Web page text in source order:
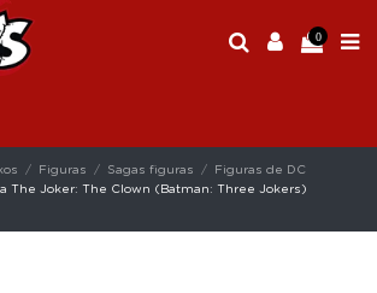
0
Figuras Sagas figuras
Figuras de DC
The Joker: The Clown (Batman: Three Jokers)